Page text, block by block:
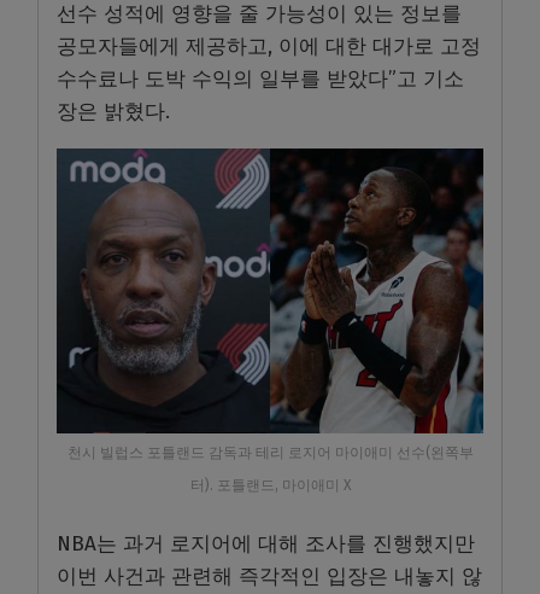
선수 성적에 영향을 줄 가능성이 있는 정보를
공모자들에게 제공하고, 이에 대한 대가로 고정
수수료나 도박 수익의 일부를 받았다”고 기소
장은 밝혔다.
천시 빌럽스 포틀랜드 감독과 테리 로지어 마이애미 선수(왼쪽부
터). 포틀랜드, 마이애미 X
NBA는 과거 로지어에 대해 조사를 진행했지만
이번 사건과 관련해 즉각적인 입장은 내놓지 않